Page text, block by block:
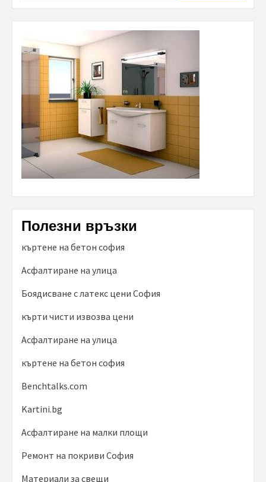
Полезни връзки
къртене на бетон софия
Асфалтиране на улица
Боядисване с латекс цени София
кърти чисти извозва цени
Асфалтиране на улица
къртене на бетон софия
Benchtalks.com
Kartini.bg
Асфалтиране на малки площи
Ремонт на покриви София
Материали за свещи